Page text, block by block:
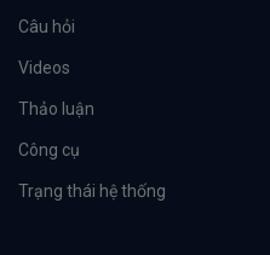
Câu hỏi
Videos
Thảo luận
Công cụ
Trạng thái hệ thống